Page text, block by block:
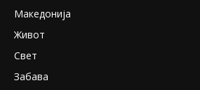
Македонија
Живот
Свет
Забава